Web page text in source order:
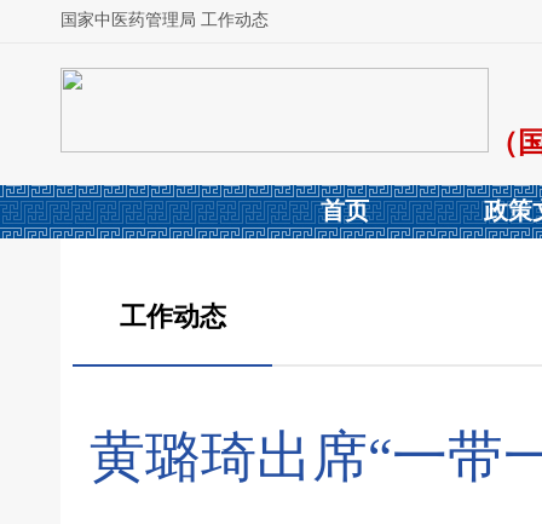
国家中医药管理局 工作动态
（
首页 政策
工作动态
黄璐琦出席“一带